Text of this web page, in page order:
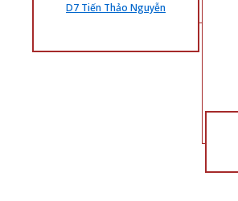
D7 Tiến Thảo Nguyễn